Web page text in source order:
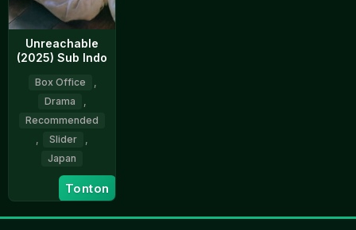
Unreachable
(2025) Sub Indo
Box Office
Drama
Recommended
Slider
Japan
4
Apr
2025
Nobuhiro
Doi
Tonton